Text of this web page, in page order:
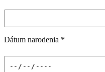
Dátum narodenia *